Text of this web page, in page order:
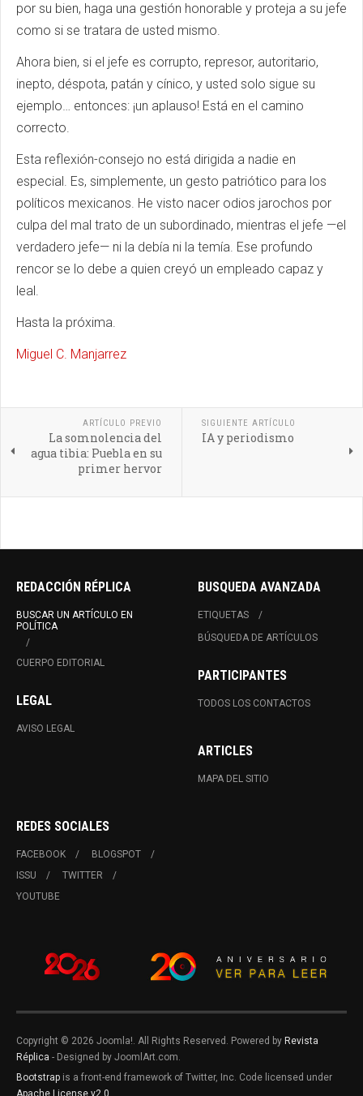
por su bien, haga una gestión honorable y proteja a su jefe
como si se tratara de usted mismo.
Ahora bien, si el jefe es corrupto, represor, autoritario,
inepto, déspota, patán y cínico, y usted solo sigue su
ejemplo… entonces: ¡un aplauso! Está en el camino
correcto.
Esta reflexión-consejo no está dirigida a nadie en
especial. Es, simplemente, un gesto patriótico para los
políticos mexicanos. He visto nacer odios jarochos por
culpa del mal trato de un subordinado, mientras el jefe —el
verdadero jefe— ni la debía ni la temía. Ese profundo
rencor se lo debe a quien creyó un empleado capaz y
leal.
Hasta la próxima.
Miguel C. Manjarrez
ARTÍCULO PREVIO
La somnolencia del
agua tibia: Puebla en su
primer hervor
SIGUIENTE ARTÍCULO
IA y periodismo
REDACCIÓN RÉPLICA
BUSCAR UN ARTÍCULO EN
POLÍTICA
CUERPO EDITORIAL
LEGAL
AVISO LEGAL
BUSQUEDA AVANZADA
ETIQUETAS
BÚSQUEDA DE ARTÍCULOS
PARTICIPANTES
TODOS LOS CONTACTOS
ARTICLES
MAPA DEL SITIO
REDES SOCIALES
FACEBOOK
BLOGSPOT
ISSU
TWITTER
YOUTUBE
Copyright © 2026 Joomla!. All Rights Reserved. Powered by Revista
Réplica - Designed by JoomlArt.com.
Bootstrap is a front-end framework of Twitter, Inc. Code licensed under